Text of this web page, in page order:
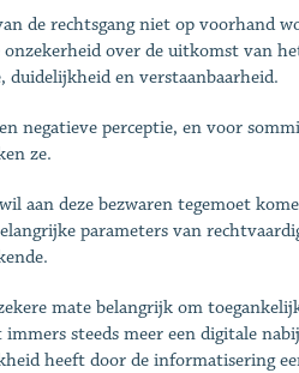
de rechtsgang niet op voorhand
over de uitkomst van
duidelijkheid en verstaanbaarheid.
negatieve perceptie, en voor
ze.
aan deze bezwaren tegemoet
parameters van
mate belangrijk om
steeds meer een digitale
heeft door de informatisering